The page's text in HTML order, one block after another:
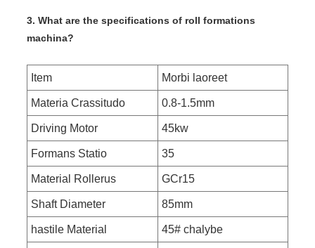
3. What are the specifications of roll formations
machina?
Item Morbi laoreet
Materia Crassitudo 0.8-1.5mm
Driving Motor 45kw
Formans Statio 35
Material Rollerus GCr15
Shaft Diameter 85mm
hastile Material 45# chalybe